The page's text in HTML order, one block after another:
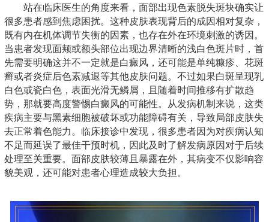
站在临床医生的角度来看，面部出现色素脱失斑块确实让
很多患者感到焦虑困扰。这种皮肤表现背后的成因相对复杂，
既有内在机体调节失衡的因素，也存在外在环境刺激的诱因。
当患者发现面颊或额头部位出现边界清晰的浅白色斑片时，首
先需要明确这并不一定就是白癜风，还可能是单纯糠疹、花斑
癣或者炎症后色素减退等其他皮肤问题。不过如果白斑呈现乳
白色或瓷白色，表面光滑无鳞屑，且随着时间推移有扩散趋
势，那就要高度警惕白癜风的可能性。从发病机制来说，这类
疾病主要与黑素细胞被破坏或功能障碍有关，导致局部皮肤失
去正常着色能力。临床接诊中发现，很多患者因为对疾病认知
不足而延误了最佳干预时机，因此及时了解发病原因对于后续
处理至关重要。面部皮肤较薄且暴露在外，其病变不仅影响容
貌美观，还可能对患者心理造成较大负担。